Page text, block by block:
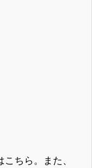
こちら。また、